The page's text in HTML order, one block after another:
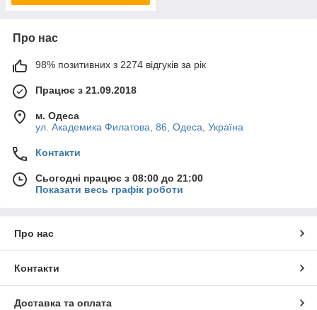
Про нас
98% позитивних з 2274 відгуків за рік
Працює з 21.09.2018
м. Одеса
ул. Академика Филатова, 86, Одеса, Україна
Контакти
Сьогодні працює з 08:00 до 21:00
Показати весь графік роботи
Про нас
Контакти
Доставка та оплата